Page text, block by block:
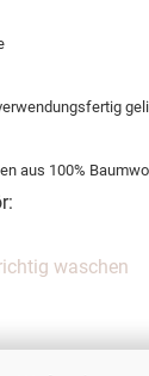
aus 100%
waschen